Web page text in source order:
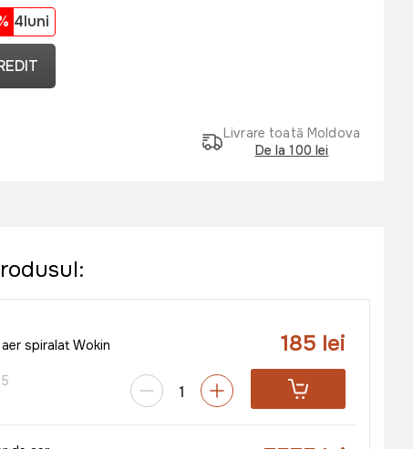
4luni
Livrare toată Moldova
De la 100 lei
spiralat Wokin
185 lei